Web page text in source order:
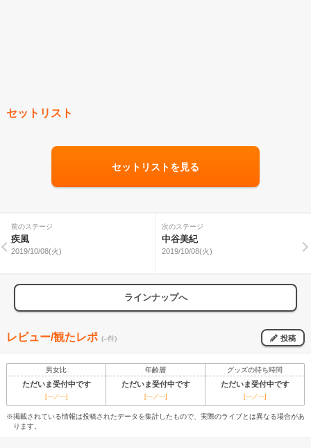
セットリスト
セットリストを見る
前のステージ
疾風
2019/10/08(火)
次のステージ
中谷美紀
2019/10/08(火)
ラインナップへ
レビュー/観たレポ (--件) 投稿
男女比 年齢層 グッズの待ち時間
ただいま受付中です ただいま受付中です ただいま受付中です
[---／---] [---／---] [---／---]
※掲載されている情報は投稿されたデータを集計したもので、実際のライブとは異なる場合があ
ります。